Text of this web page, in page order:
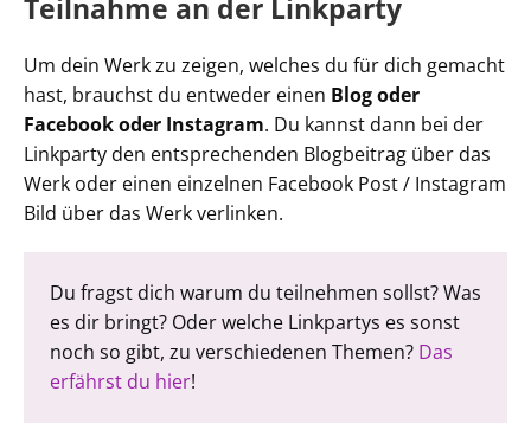
Teilnahme an der Linkparty
Um dein Werk zu zeigen, welches du für dich gemacht
hast, brauchst du entweder einen Blog oder
Facebook oder Instagram. Du kannst dann bei der
Linkparty den entsprechenden Blogbeitrag über das
Werk oder einen einzelnen Facebook Post / Instagram
Bild über das Werk verlinken.
Du fragst dich warum du teilnehmen sollst? Was
es dir bringt? Oder welche Linkpartys es sonst
noch so gibt, zu verschiedenen Themen? Das
erfährst du hier!